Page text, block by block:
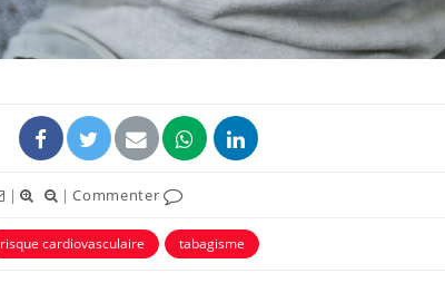
| |Commenter
risque cardiovasculaire tabagisme